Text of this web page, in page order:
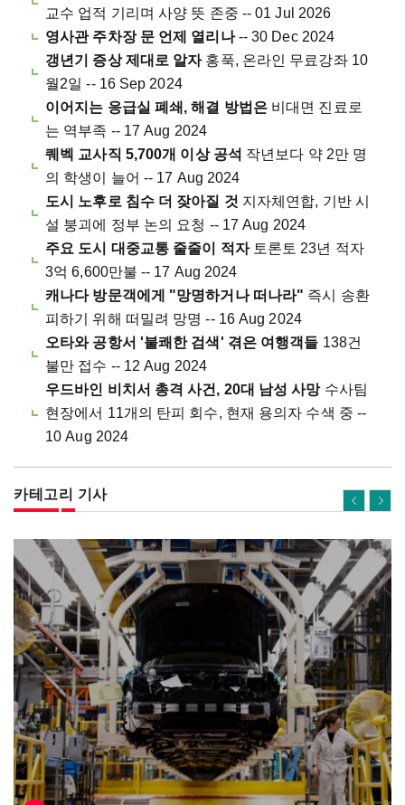
교수 업적 기리며 사양 뜻 존중 -- 01 Jul 2026
영사관 주차장 문 언제 열리나-- 30 Dec 2024
갱년기 증상 제대로 알자 홍푹, 온라인 무료강좌 10
월2일 -- 16 Sep 2024
이어지는 응급실 폐쇄, 해결 방법은비대면 진료로
는 역부족 -- 17 Aug 2024
퀘벡 교사직 5,700개 이상 공석 작년보다 약 2만 명
의 학생이 늘어 -- 17 Aug 2024
도시 노후로 침수 더 잦아질 것 지자체연합, 기반 시
설 붕괴에 정부 논의 요청 -- 17 Aug 2024
주요 도시 대중교통 줄줄이 적자토론토 23년 적자
3억 6,600만불 -- 17 Aug 2024
캐나다 방문객에게 "망명하거나 떠나라" 즉시 송환
피하기 위해 떠밀려 망명 -- 16 Aug 2024
오타와 공항서 '불쾌한 검색' 겪은 여행객들 138건
불만 접수 -- 12 Aug 2024
우드바인 비치서 총격 사건, 20대 남성 사망수사팀
현장에서 11개의 탄피 회수, 현재 용의자 수색 중 --
10 Aug 2024
카테고리 기사